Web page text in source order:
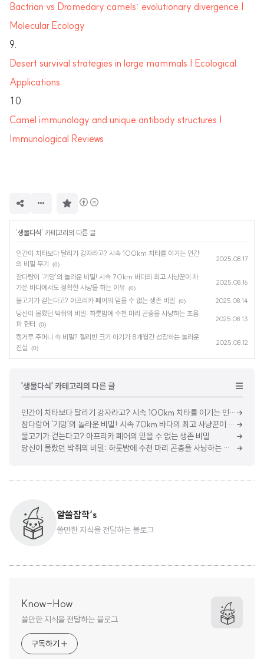
Bactrian vs Dromedary camels: evolutionary divergence |
Molecular Ecology
Desert survival strategies in large mammals | Ecological
Applications
Camel immunology and unique antibody structures |
Immunological Reviews
하
'생물다식' 카테고리의 다른 글
인간이 치타보다 달리기 강자라고? 시속 100km 치타를 이기는 인간
의 비밀 무기
(0)
2025.08.17
참다랑어 '기망'의 놀라운 비밀! 시속 70km 바다의 최고 사냥꾼이 차
가운 바다에서도 정확한 사냥을 하는 이유 (0)
2025.08.16
물고기가 걷는다고? 아프리카 폐어의 믿을 수 없는 생존 비밀 (0) 2025.08.14
당신이 몰랐던 박쥐의 비밀: 하룻밤에 수천 마리 곤충을 사냥하는 초음
파 헌터
(0)
2025.08.13
캥거루 주머니 속 비밀? 젤리빈 크기 아기가 8개월간 성장하는 놀라운
진실
(0)
2025.08.12
'생물다식' 카테고리의 다른 글
인간이 치타보다 달리기 강자라고? 시속 100km 치타를 이기는 인간의 비밀 무기
참다랑어 '기망'의 놀라운 비밀! 시속 70km 바다의 최고 사냥꾼이 차가운 바다에서도 정확한 사냥을 하는 이유
물고기가 걷는다고? 아프리카 폐어의 믿을 수 없는 생존 비밀
당신이 몰랐던 박쥐의 비밀: 하룻밤에 수천 마리 곤충을 사냥하는 초음파 헌터
알쓸잡학‘s
쓸만한 지식을 전달하는 블로그
Know-How
쓸만한 지식을 전달하는 블로그
구독하기